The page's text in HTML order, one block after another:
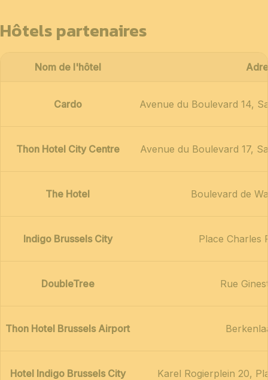
Hôtels partenaires
Nom de l'hôtel
Cardo Avenue du Boulevard 14,
Thon Hotel City Centre Avenue du Boulevard 17,
The Hotel Boulevard de
Indigo Brussels City Place Charles
DoubleTree Rue
Thon Hotel Brussels Airport
Hotel Indigo Brussels City Karel Rogierplein 20,